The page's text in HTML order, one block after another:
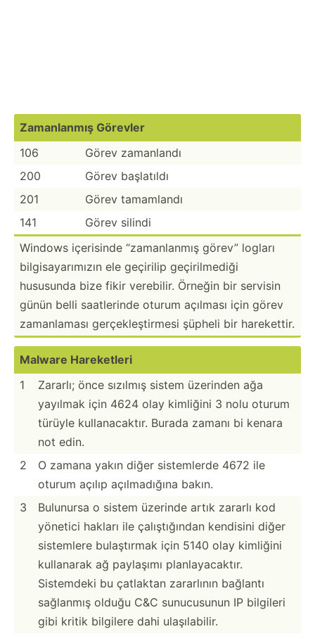
Zamanl­anmış Görevler
106
Görev zamanlandı
200
Görev başlatıldı
201
Görev tamamlandı
141
Görev silindi
Windows içerisinde “zaman­lanmış görev” logları
bilgis­aya­rımızın ele geçirilip geçiri­lmediği
hususunda bize fikir verebilir. Örneğin bir servisin
günün belli saatle­rinde oturum açılması için görev
zamanl­aması gerçek­leş­tirmesi şüpheli bir hareke­ttir.
Malware Hareke­tleri
1
Zararlı; önce sızılmış sistem üzerinden ağa
yayılmak için 4624 olay kimliğini 3 nolu oturum
türüyle kullan­aca­ktır. Burada zamanı bi kenara
not edin.
2
O zamana yakın diğer sistem­lerde 4672 ile
oturum açılıp açılma­dığına bakın.
3
Bulunursa o sistem üzerinde artık zararlı kod
yönetici hakları ile çalışt­ığından kendisini diğer
sistemlere bulaşt­ırmak için 5140 olay kimliğini
kullanarak ağ paylaşımı planla­yac­aktır.
Sistemdeki bu çatlaktan zararlının bağlantı
sağlanmış olduğu C&C sunucu­sunun IP bilgileri
gibi kritik bilgilere dahi ulaşıl­abilir.